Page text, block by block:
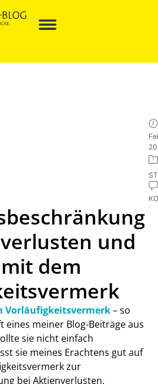
und
dem
Vorläufigkeitsvermerk– so
meiner Blog-Beiträge aus
sie nicht einfach
sie meines Erachtens gut auf
zur
bei Aktienverlusten.